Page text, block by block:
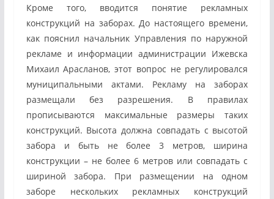
Кроме того, вводится понятие рекламных
конструкций на заборах. До настоящего времени,
как пояснил начальник Управления по наружной
рекламе и информации администрации Ижевска
Михаил Арасланов, этот вопрос не регулировался
муниципальными актами. Рекламу на заборах
размещали без разрешения. В правилах
прописываются максимальные размеры таких
конструкций. Высота должна совпадать с высотой
забора и быть не более 3 метров, ширина
конструкции – не более 6 метров или совпадать с
шириной забора. При размещении на одном
заборе нескольких рекламных конструкций